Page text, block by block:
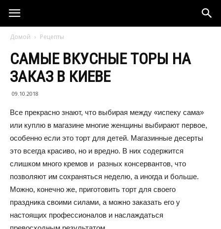
Домой Рецепты
САМЫЕ ВКУСНЫЕ ТОРЫ НА
ЗАКАЗ В КИЕВЕ
09.10.2018
Все прекрасно знают, что выбирая между «испеку сама»
или куплю в магазине многие женщины выбирают первое,
особенно если это торт для детей. Магазинные десерты
это всегда красиво, но и вредно. В них содержится
слишком много кремов и разных консервантов, что
позволяют им сохраняться неделю, а иногда и больше.
Можно, конечно же, приготовить торт для своего
праздника своими силами, а можно заказать его у
настоящих профессионалов и наслаждаться